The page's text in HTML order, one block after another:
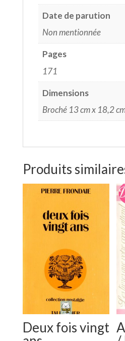
Date de parution
Non mentionnée
Pages
171
Dimensions
Broché 13 cm x 18,2
Produits
Deux fois vingt